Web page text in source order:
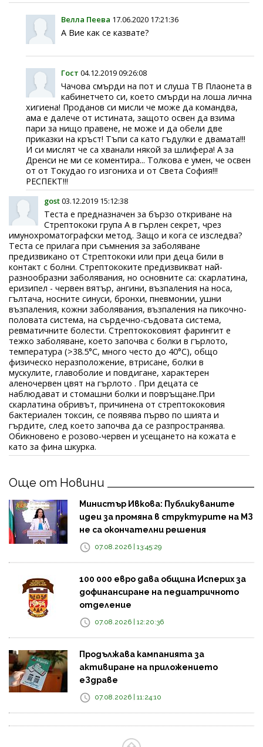
Велла Пеева 17.06.2020 17:21:36
А Вие как се казвате?
Гост 04.12.2019 09:26:08
Чачова смърди на пот и слуша ТВ Плаонета в
кабинетчето си, което смърди на лоша лична
хигиена! Проданов си мисли че може да командва,
ама е далече от истината, защото освен да взима
пари за нищо правене, не може и да обели две
приказки на кръст! Тъпи са като гъдулки е двамата!!!
И си мислят че са хванали някой за шлифера! А за
Дренси не ми се коментира... Толкова е умен, че освен
от от Токудао го изгониха и от Света София!!!
РЕСПЕКТ!!!
gost03.12.2019 15:12:38
Теста е предназначен за бързо откриване на
Стрептококи група А в гърлен секрет, чрез
имунохроматографски метод. Защо и кога се изследва?
Теста се прилага при съмнения за заболяване
предизвикано от Стрептококи или при деца били в
контакт с болни. Стрептококите предизвикват най-
разнообразни заболявания, но основните са: скарлатина,
еризипел - червен вятър, ангини, възпаления на носа,
гълтача, носните синуси, бронхи, пневмонии, ушни
възпаления, кожни заболявания, възпаления на пикочно-
половата система, на сърдечно-съдовата система,
ревматичните болести. Стрептококовият фарингит е
тежко заболяване, което започва с болки в гърлото,
температура (>38.5°C, много често до 40°C), общо
физическо неразположение, втрисане, болки в
мускулите, главоболие и повдигане, характерен
аленочервен цвят на гърлото . При децата се
наблюдават и стомашни болки и повръщане.При
скарлатина обривът, причинена от стрептококовия
бактериален токсин, се появява първо по шията и
гърдите, след което започва да се разпространява.
Обикновено е розово-червен и усещането на кожата е
като за фина шкурка.
Още от Новини
Министър Ивкова: Публикуваните
идеи за промяна в структурите на МЗ
не са окончателни решения
07.08.2026 | 13:45:29
100 000 евро дава община Исперих за
дофинансиране на педиатричното
отделение
07.08.2026 | 12:20:36
Продължава кампанията за
активиране на приложението
еЗдраве
07.08.2026 | 11:24:10